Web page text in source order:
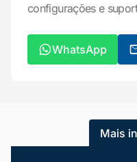
configurações e
WhatsApp
Mais
Mariana da Vono